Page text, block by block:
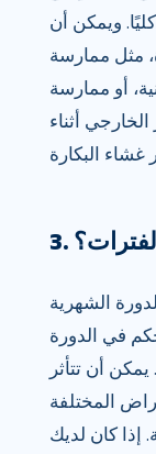
ويمكن أن
مثل ممارسة
أو ممارسة
أثناء
الشهرية
في الدورة
أن تتأثر
المختلفة
إذا كان لديك